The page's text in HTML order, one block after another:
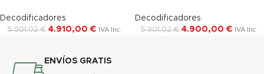
Decodificadores
5.901,02€ 4.910,00 € IVA Inc.
Decodificadores
5.901,02€ 4.900,00 € IVA Inc.
ENVÍOS GRATIS